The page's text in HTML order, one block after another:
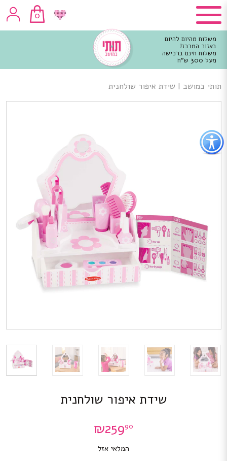
כפתור
לפתיחת
תפריט
נגישות
0
משלוח מהיום להיום
באזור המרכז!
משלוח חינם ברכישה
מעל 300 ש"ח
מרכזי
תותי במושב | שידת איפור שולחנית
שידת איפור שולחנית
₪25990
המלאי אזל